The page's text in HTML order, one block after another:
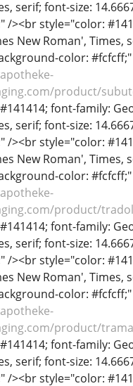
serif; font-size:
/><br style="color:
New Roman', Times,
color: #fcfcff;"
product/
font-family:
serif; font-size:
/><br style="color:
New Roman', Times,
color: #fcfcff;"
product/
font-family:
serif; font-size:
/><br style="color:
New Roman', Times,
color: #fcfcff;"
product/
font-family:
serif; font-size:
/><br style="color: